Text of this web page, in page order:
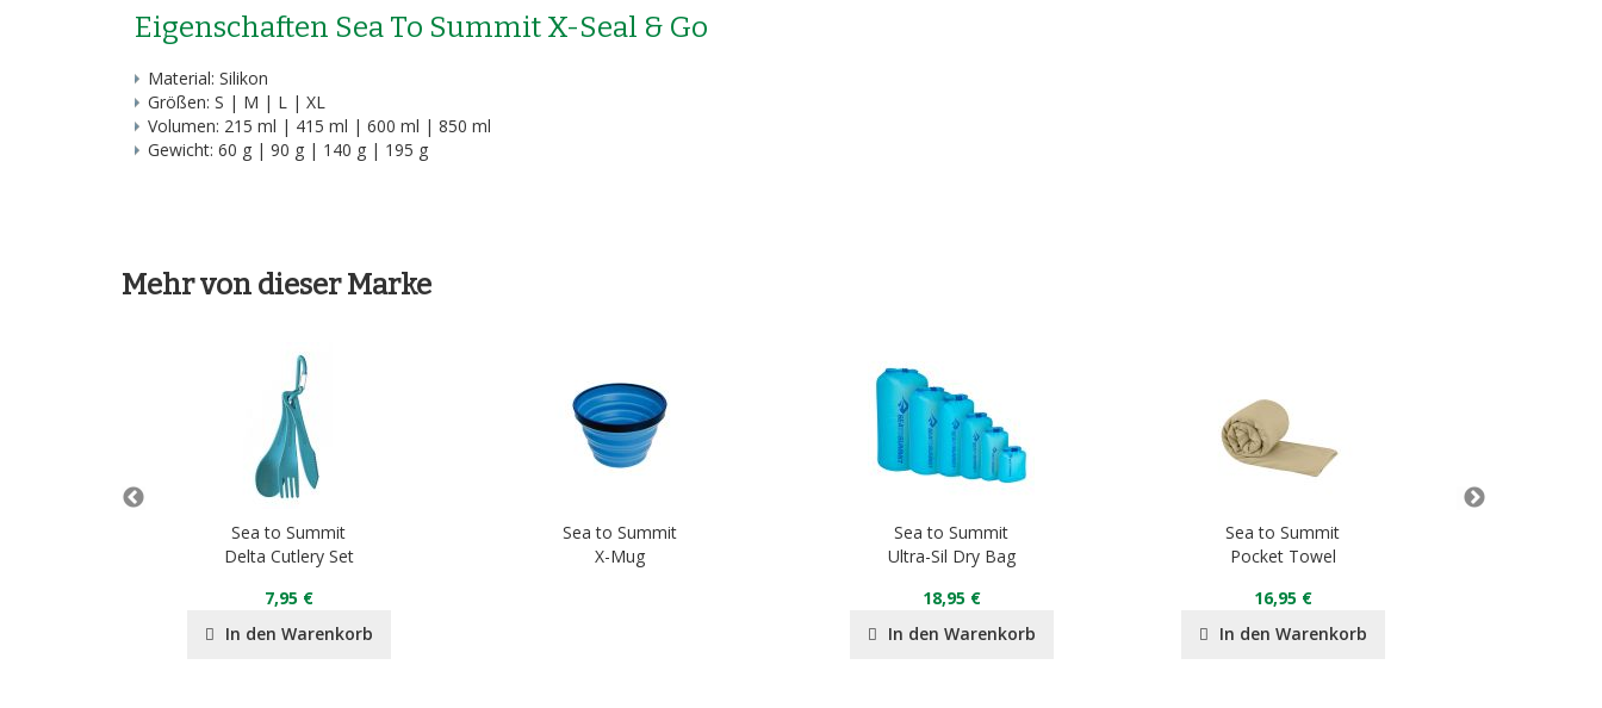
Eigenschaften Sea To Summit X-Seal & Go
Material: Silikon
Größen: S | M | L | XL
Volumen: 215 ml | 415 ml | 600 ml | 850 ml
Gewicht: 60 g | 90 g | 140 g | 195 g
Mehr von dieser Marke
Sea to Summit
Delta Cutlery Set
7,95 €
In den Warenkorb
Sea to Summit
X-Mug
Sea to Summit
Ultra-Sil Dry Bag
18,95 €
In den Warenkorb
Sea to Summit
Pocket Towel
16,95 €
In den Warenkorb